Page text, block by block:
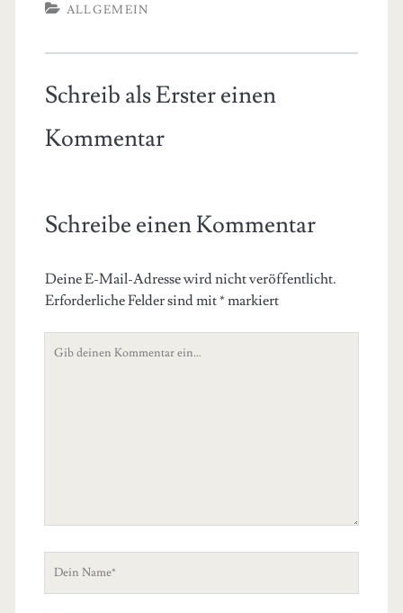
ALLGEMEIN
Schreib als Erster einen
Kommentar
Schreibe einen Kommentar
Deine E-Mail-Adresse wird nicht veröffentlicht.
Erforderliche Felder sind mit* markiert
Dein